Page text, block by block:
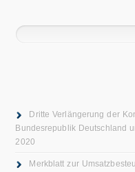
Dritte Verlängerung der
Bundesrepublik Deutschland
2020
Merkblatt zur